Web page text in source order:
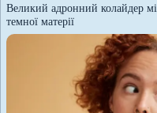
Великий адронний колайдер
темної матерії